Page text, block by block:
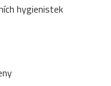
hygienistek